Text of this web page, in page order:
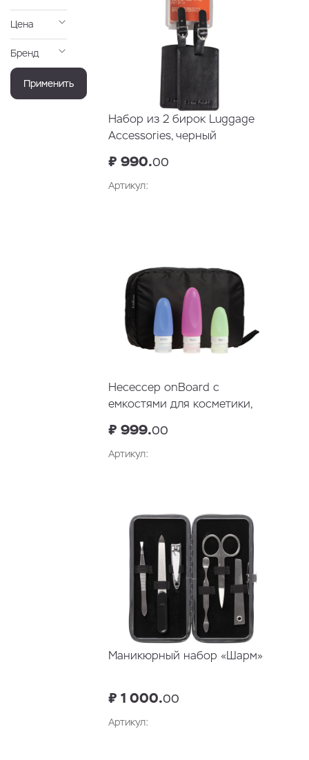
Цена
Бренд
Применить
Набор из 2 бирок Luggage
Accessories, черный
₽ 990.00
Артикул:
Несессер onBoard с
емкостями для косметики,
₽ 999.00
Артикул:
Маникюрный набор «Шарм»
₽ 1 000.00
Артикул: